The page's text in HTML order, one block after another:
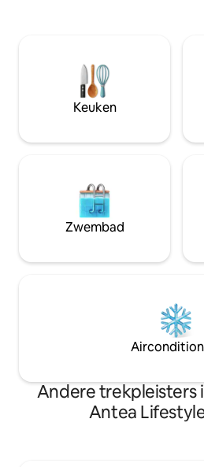
checken. Ervaar het comfort dat
appartement te bieden heeft.
Keuken
Zwembad
Andere trekpleisters
Antea